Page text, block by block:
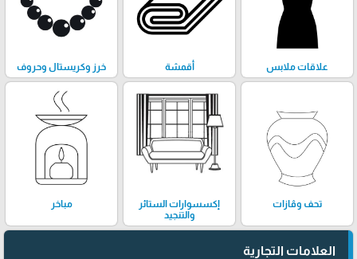
علاقات ملابس أقمشة خرز وكريستال وحروف
تحف وڤازات
إكسسوارات الستائر
والتنجيد
مباخر
العلامات التجارية